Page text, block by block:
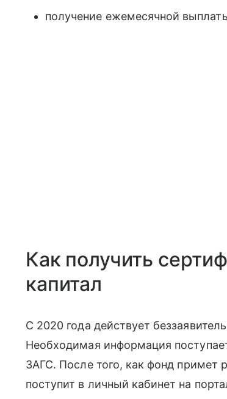
получение ежемесячной
Как получить
капитал
С 2020 года действует
Необходимая информация
ЗАГС. После того, как фонд примет
поступит в личный кабинет на